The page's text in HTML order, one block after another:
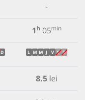
-
1h 05min
D L M M J V S D
8.5lei